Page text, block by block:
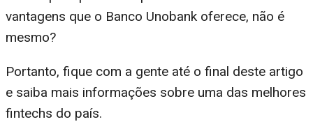
vantagens que o Banco Unobank oferece, não é
mesmo?
Portanto, fique com a gente até o final deste artigo
e saiba mais informações sobre uma das melhores
fintechs do país.